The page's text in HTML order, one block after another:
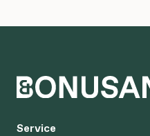
Service